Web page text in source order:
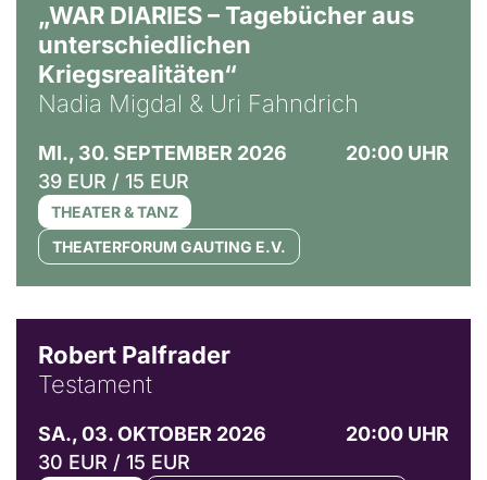
„WAR DIARIES – Tagebücher aus
unterschiedlichen
Kriegsrealitäten“
Nadia Migdal & Uri Fahndrich
MI., 30. SEPTEMBER 2026
20:00 UHR
39 EUR / 15 EUR
THEATER & TANZ
THEATERFORUM GAUTING E.V.
Robert Palfrader
Testament
SA., 03. OKTOBER 2026
20:00 UHR
30 EUR / 15 EUR